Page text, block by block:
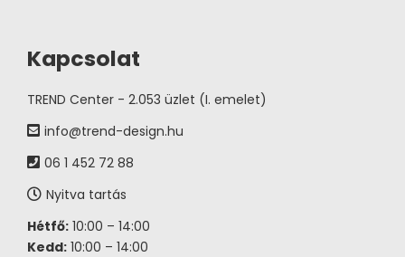
Kapcsolat
TREND Center - 2.053 üzlet (I. emelet)
info@trend-design.hu
06 1 452 72 88
Nyitva tartás
Hétfő: 10:00 – 14:00
Kedd: 10:00 – 14:00